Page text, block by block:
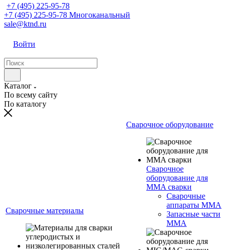
+7 (495) 225-95-78
+7 (495) 225-95-78 Многоканальный
sale@ktnd.ru
Войти
Каталог
По всему сайту
По каталогу
Сварочные материалы
Сварочное оборудование
Сварочное
оборудование для
MMA сварки
Сварочные
аппараты MMA
Запасные части
MMA